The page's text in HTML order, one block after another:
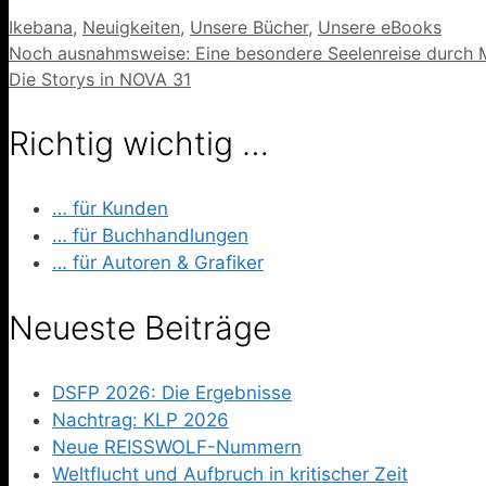
Kategorien
Ikebana, Neuigkeiten, Unsere Bücher, Unsere eBooks
Noch ausnahmsweise: Eine besondere Seelenreise durch
Die Storys in NOVA 31
Richtig wichtig …
… für Kunden
… für Buchhandlungen
… für Autoren & Grafiker
Neueste Beiträge
DSFP 2026: Die Ergebnisse
Nachtrag: KLP 2026
Neue REISSWOLF-Nummern
Weltflucht und Aufbruch in kritischer Zeit